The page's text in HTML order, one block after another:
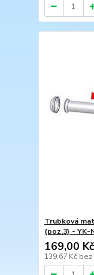
Trubková
{poz.3} - YK-
169,00 Kč
139,67 Kč bez